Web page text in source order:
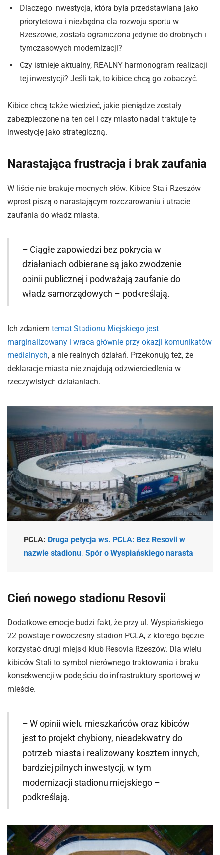
Dlaczego inwestycja, która była przedstawiana jako
priorytetowa i niezbędna dla rozwoju sportu w
Rzeszowie, została ograniczona jedynie do drobnych i
tymczasowych modernizacji?
Czy istnieje aktualny, REALNY harmonogram realizacji
tej inwestycji? Jeśli tak, to kibice chcą go zobaczyć.
Kibice chcą także wiedzieć, jakie pieniądze zostały
zabezpieczone na ten cel i czy miasto nadal traktuje tę
inwestycję jako strategiczną.
Narastająca frustracja i brak zaufania
W liście nie brakuje mocnych słów. Kibice Stali Rzeszów
wprost piszą o narastającym rozczarowaniu i utracie
zaufania do władz miasta.
– Ciągłe zapowiedzi bez pokrycia w
działaniach odbierane są jako zwodzenie
opinii publicznej i podważają zaufanie do
władz samorządowych – podkreślają.
Ich zdaniem temat Stadionu Miejskiego jest
marginalizowany i wraca głównie przy okazji komunikatów
medialnych, a nie realnych działań. Przekonują też, że
deklaracje miasta nie znajdują odzwierciedlenia w
rzeczywistych działaniach.
PCLA: Druga petycja ws. PCLA: Bez Resovii w
nazwie stadionu. Spór o Wyspiańskiego narasta
Cień nowego stadionu Resovii
Dodatkowe emocje budzi fakt, że przy ul. Wyspiańskiego
22 powstaje nowoczesny stadion PCLA, z którego będzie
korzystać drugi miejski klub Resovia Rzeszów. Dla wielu
kibiców Stali to symbol nierównego traktowania i braku
konsekwencji w podejściu do infrastruktury sportowej w
mieście.
– W opinii wielu mieszkańców oraz kibiców
jest to projekt chybiony, nieadekwatny do
potrzeb miasta i realizowany kosztem innych,
bardziej pilnych inwestycji, w tym
modernizacji stadionu miejskiego –
podkreślają.